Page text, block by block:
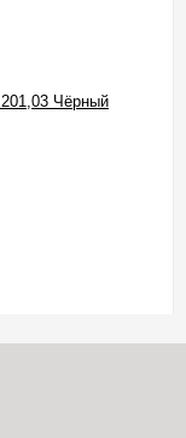
Чёрный